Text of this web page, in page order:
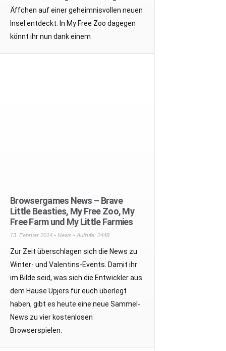
Äffchen auf einer geheimnisvollen neuen
Insel entdeckt. In My Free Zoo dagegen
könnt ihr nun dank einem
Browsergames News – Brave
Little Beasties, My Free Zoo, My
Free Farm und My Little Farmies
13. Februar 2014 • News • Aufrufe: 2448
Zur Zeit überschlagen sich die News zu
Winter- und Valentins-Events. Damit ihr
im Bilde seid, was sich die Entwickler aus
dem Hause Upjers für euch überlegt
haben, gibt es heute eine neue Sammel-
News zu vier kostenlosen
Browserspielen.